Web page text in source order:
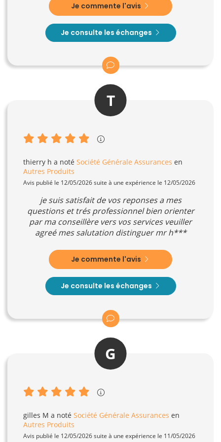
Je commente l'avis
Je consulte les échanges
T
thierry h a noté Société Générale Assurances en
Autres Produits
Avis publié le 12/05/2026 suite à une expérience le 12/05/2026
je suis satisfait de vos reponses a mes
questions et trés professionnel bien orienter
par ma conseillère vers vos services veuiller
agreé mes salutation distinguer mr h***
Je commente l'avis
Je consulte les échanges
G
gilles M a noté Société Générale Assurances en
Autres Produits
Avis publié le 12/05/2026 suite à une expérience le 11/05/2026